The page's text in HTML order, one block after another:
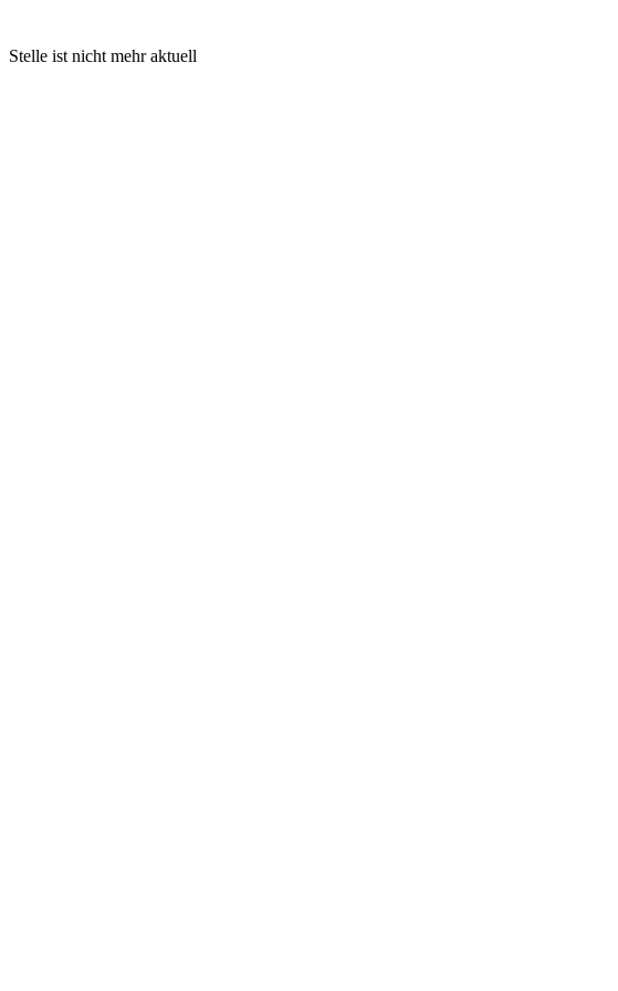
Stelle ist nicht mehr aktuell